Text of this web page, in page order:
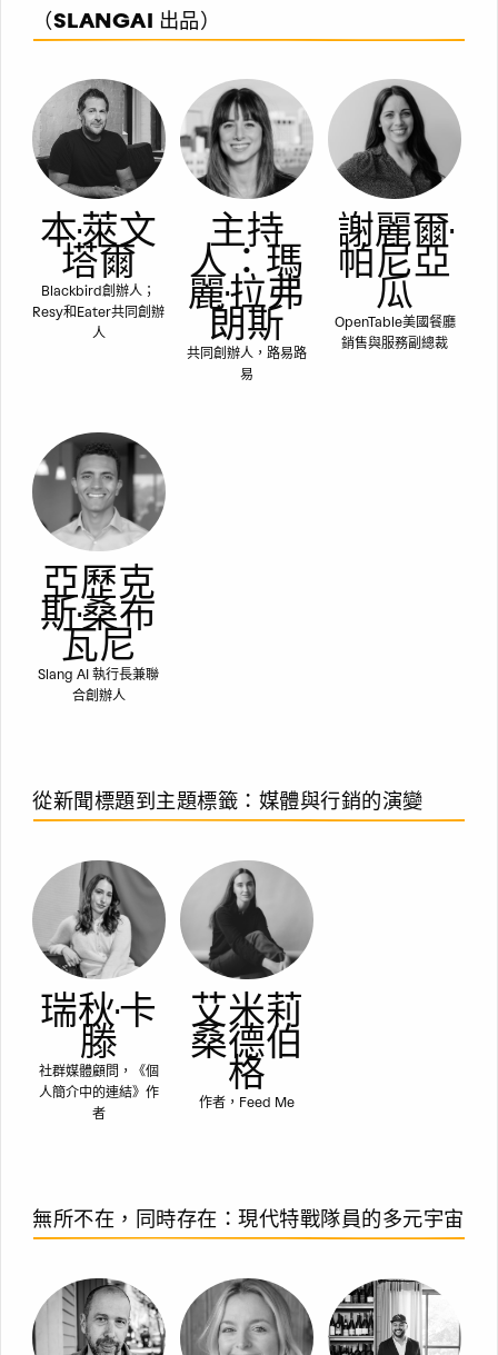
（SLANGAI 出品）
本·萊文
塔爾
Blackbird創辦人；
Resy和Eater共同創辦
人
主持
人：瑪
麗·拉弗
朗斯
共同創辦人，路易路
易
謝麗爾·
帕尼亞
瓜
OpenTable美國餐廳
銷售與服務副總裁
亞歷克
斯·桑布
瓦尼
Slang AI 執行長兼聯
合創辦人
從新聞標題到主題標籤：媒體與行銷的演變
瑞秋·卡
滕
社群媒體顧問，《個
人簡介中的連結》作
者
艾米莉
桑德伯
格
作者，Feed Me
無所不在，同時存在：現代特戰隊員的多元宇宙